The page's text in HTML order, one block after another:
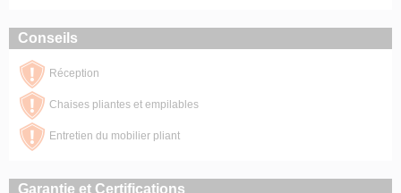
Conseils
Réception
Chaises pliantes et empilables
Entretien du mobilier pliant
Garantie et Certifications